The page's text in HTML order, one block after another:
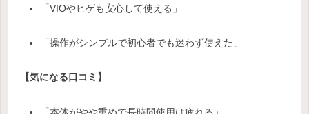
「VIOやヒゲも安心して使える」
「操作がシンプルで初心者でも迷わず使えた」
【気になる口コミ】
「本体がやや重めで長時間使用は疲れる」